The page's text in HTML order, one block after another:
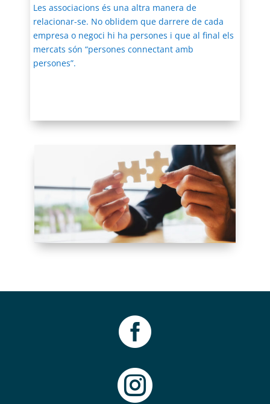
Les associacions és una altra manera de
relacionar-se. No oblidem que darrere de cada
empresa o negoci hi ha persones i que al final els
mercats són “persones connectant amb
persones”.

